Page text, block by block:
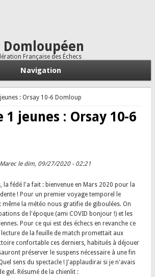
Française des Échecs
Navigation
: Orsay 10-6 Domloup
jeunes : Orsay 10-6
le dim, 09/27/2020 - 02:21
la fédé l'a fait : bienvenue en Mars 2020 pour la
! Pour un premier voyage temporel le
la météo nous gratifie de giboulées. On
de l'époque (ami COVID bonjour !) et les
Pour ce qui est des échecs en revanche ce
de la feuille de match promettait aux
confortable ces derniers, habitués à déjouer
préserver le suspens nécessaire à une fin
sens du spectacle ! J'applaudirai si je n'avais
gel. Résumé de la chienlit :